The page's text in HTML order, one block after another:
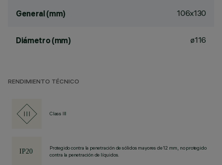
General (mm) 106x130
Diámetro (mm) ø116
RENDIMIENTO TÉCNICO
Class III
Protegido contra la penetración de sólidos mayores de 12 mm, no protegido
contra la penetración de líquidos.